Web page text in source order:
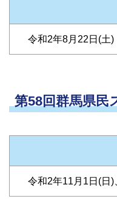
令和2年8月22日(土)
第58回群馬県民
令和2年11月1日(日)